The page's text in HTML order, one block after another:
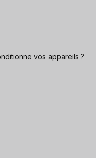
vos appareils ?